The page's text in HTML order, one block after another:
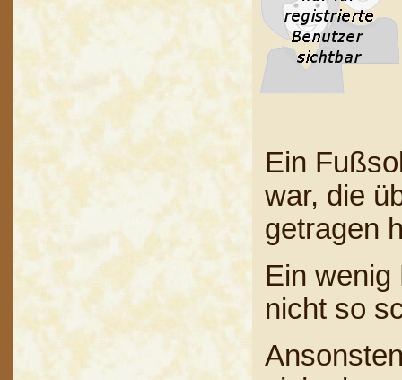
Ein
war, die
getragen
Ein wenig
nicht so